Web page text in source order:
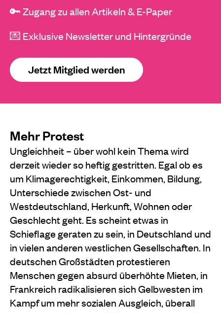
🔑 Zugang zu allen Artikeln & E-Paper
💌 Exklusive Newsletter und Hintergründe
Jetzt Mitglied werden
Mehr Protest
Ungleichheit – über wohl kein Thema wird
derzeit wieder so heftig gestritten. Egal ob es
um Klimagerechtigkeit, Einkommen, Bildung,
Unterschiede zwischen Ost- und
Westdeutschland, Herkunft, Wohnen oder
Geschlecht geht. Es scheint etwas in
Schieflage geraten zu sein, in Deutschland und
in vielen anderen westlichen Gesellschaften. In
deutschen Großstädten protestieren
Menschen gegen absurd überhöhte Mieten, in
Frankreich radikalisieren sich Gelbwesten im
Kampf um mehr sozialen Ausgleich, überall